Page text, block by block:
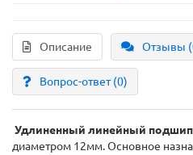
Описание Отзывы
Вопрос-ответ(0)
Удлиненный линейный
диаметром 12мм. Основное